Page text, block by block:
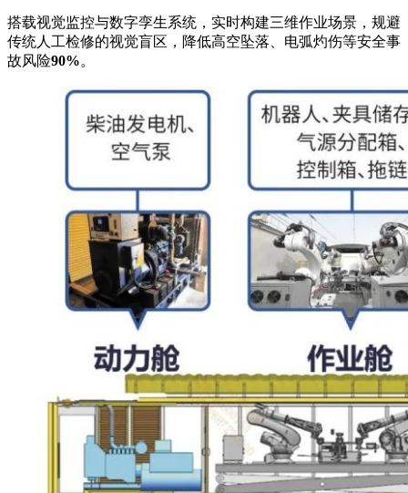
搭载视觉监控与数字孪生系统，实时构建三维作业场景，规避
传统人工检修的视觉盲区，降低高空坠落、电弧灼伤等安全事
故风险90%。